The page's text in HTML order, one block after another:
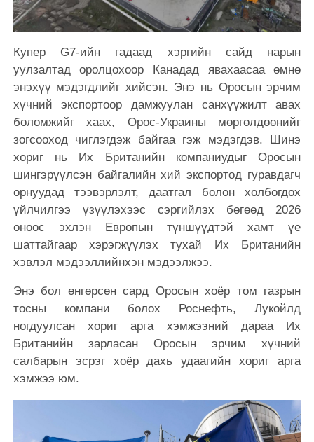
Купер G7-ийн гадаад хэргийн сайд нарын
уулзалтад оролцохоор Канадад явахаасаа өмнө
энэхүү мэдэгдлийг хийсэн. Энэ нь Оросын эрчим
хүчний экспортоор дамжуулан санхүүжилт авах
боломжийг хаах, Орос-Украины мөргөлдөөнийг
зогсооход чиглэгдэж байгаа гэж мэдэгдэв. Шинэ
хориг нь Их Британийн компаниудыг Оросын
шингэрүүлсэн байгалийн хий экспортод гуравдагч
орнуудад тээвэрлэлт, даатгал болон холбогдох
үйлчилгээ үзүүлэхээс сэргийлэх бөгөөд 2026
оноос эхлэн Европын түншүүдтэй хамт үе
шаттайгаар хэрэгжүүлэх тухай Их Британийн
хэвлэл мэдээллийнхэн мэдээлжээ.
Энэ бол өнгөрсөн сард Оросын хоёр том газрын
тосны компани болох Роснефть, Лукойлд
ногдуулсан хориг арга хэмжээний дараа Их
Британийн зарласан Оросын эрчим хүчний
салбарын эсрэг хоёр дахь удаагийн хориг арга
хэмжээ юм.